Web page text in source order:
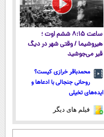
ساعت ۸:۱۵ ششم اوت ؛
هیروشیما / وقتی شهر در دیگ
قیر می‌جوشید
محمدباقر خرازی کیست؟
روحانی جنجالی با ادعاها و
ایده‌های تخیلی
فیلم های دیگر